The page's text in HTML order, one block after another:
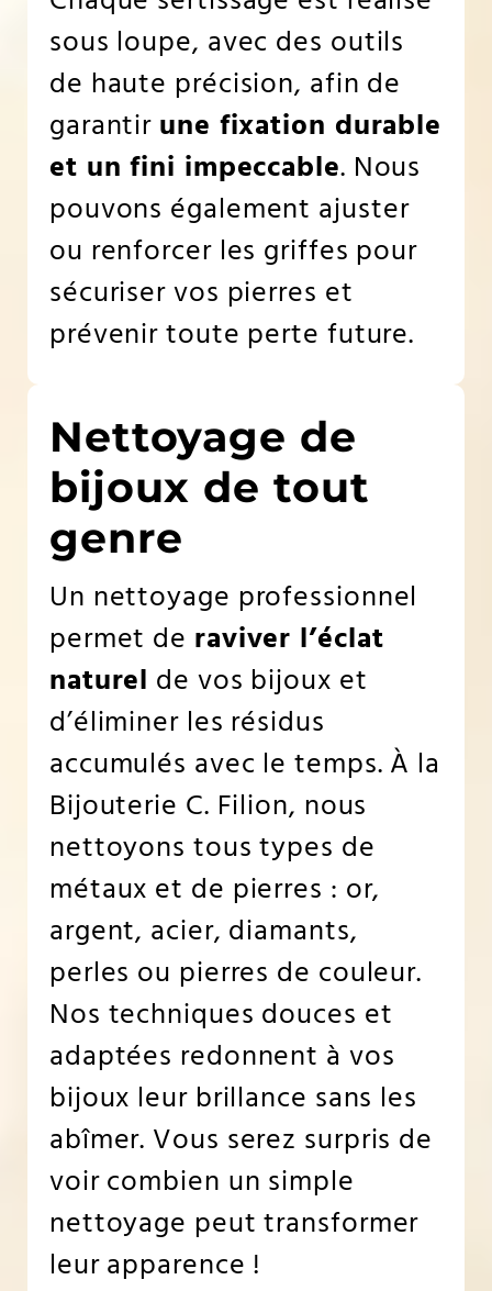
sous loupe, avec des outils
de haute précision, afin de
garantirune fixation durable
et un fini impeccable. Nous
pouvons également ajuster
ou renforcer les griffes pour
sécuriser vos pierres et
prévenir toute perte future.
Nettoyage de
bijoux de tout
genre
Un nettoyage professionnel
permet de raviver l’éclat
naturel de vos bijoux et
d’éliminer les résidus
accumulés avec le temps. À la
Bijouterie C. Filion, nous
nettoyons tous types de
métaux et de pierres : or,
argent, acier, diamants,
perles ou pierres de couleur.
Nos techniques douces et
adaptées redonnent à vos
bijoux leur brillance sans les
abîmer. Vous serez surpris de
voir combien un simple
nettoyage peut transformer
leur apparence !